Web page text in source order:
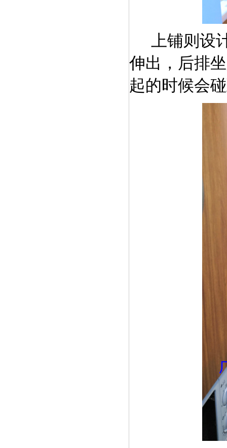
上铺则
伸出，后排
起的时候会